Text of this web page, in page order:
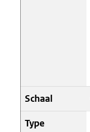
Schaal
Type